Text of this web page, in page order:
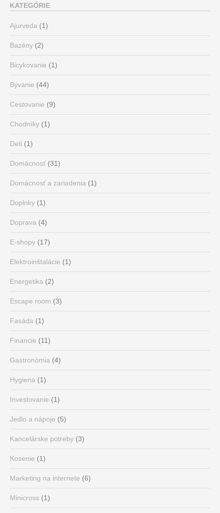
KATEGÓRIE
Ajurveda (1)
Bazény (2)
Bicykovanie (1)
Bývanie (44)
Cestovanie (9)
Chodníky (1)
Deti (1)
Domácnosť(31)
Domácnosť a zariadenia (1)
Doplnky (1)
Doprava (4)
E-shopy (17)
Elektroinštalácie (1)
Energetika (2)
Escape room (3)
Fasáda (1)
Financie (11)
Gastronómia (4)
Hygiena (1)
Investovanie (1)
Jedlo a nápoje (5)
Kancelárske potreby (3)
Kosenie (1)
Marketing na internete (6)
Minicross (1)